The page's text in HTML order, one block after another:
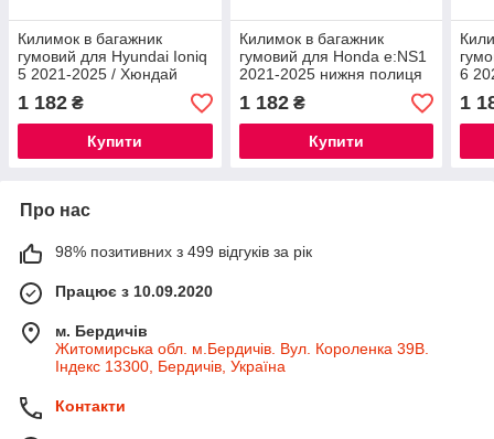
Килимок в багажник
гумовий для Hyundai Ioniq
5 2021-2025 / Хюндай
Іонік 5 Автогум
1 182 ₴
Купити
Килимок в багажник
гумовий для Honda e:NS1
2021-2025 нижня полиця
без сабвуфера / Хонда
енс1 автогум
1 182₴
Купити
6
1
Про нас
98% позитивних з 499 відгуків за рік
Працює з 10.09.2020
м. Бердичів
Житомирська обл. м.Бердичів. Вул. Короленка 39В.
Індекс 13300, Бердичів, Україна
Контакти